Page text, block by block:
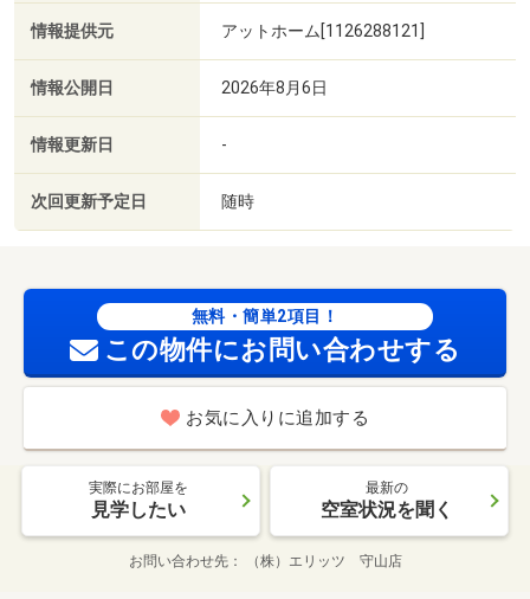
情報提供元 アットホーム[1126288121]
情報公開日 2026年8月6日
情報更新日 -
次回更新予定日 随時
無料・簡単2項目！
この物件にお問い合わせする
お気に入りに追加する
実際にお部屋を
見学したい
最新の
空室状況を聞く
お問い合わせ先 （株）エリッツ 守山店